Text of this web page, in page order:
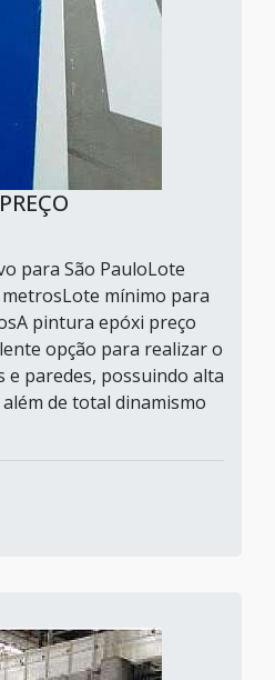
para São PauloLote
metrosLote mínimo para
pintura epóxi preço
opção para realizar o
e paredes, possuindo alta
de total dinamismo